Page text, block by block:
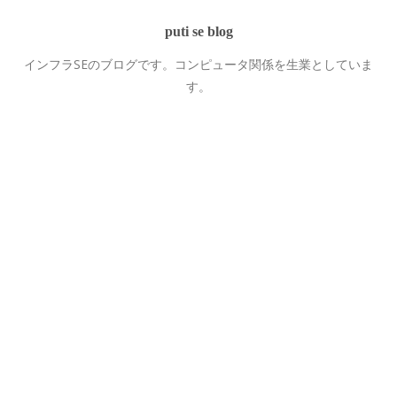
puti se blog
インフラSEのブログです。コンピュータ関係を生業としていま
す。